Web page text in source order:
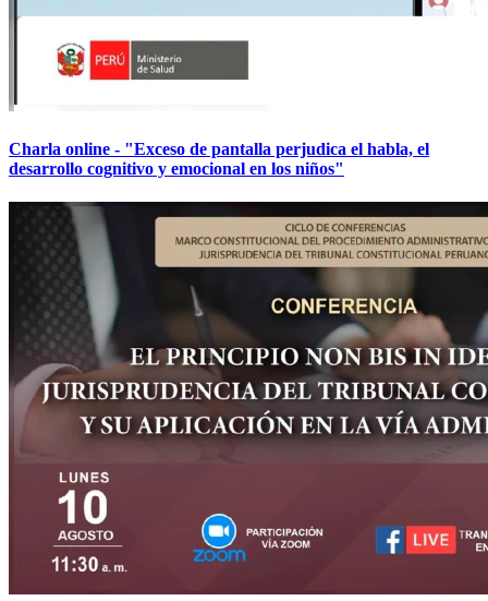
Charla online - "Exceso de pantalla perjudica el habla, el
desarrollo cognitivo y emocional en los niños"